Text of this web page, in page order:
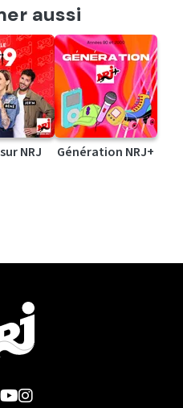
aussi
NRJ Génération NRJ+